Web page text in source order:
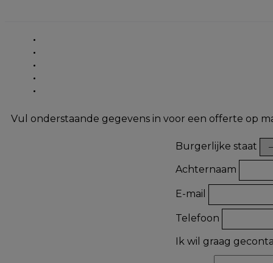
Vul onderstaande gegevens in voor een offerte op
Burgerlijke staat
Achternaam
E-mail
Telefoon
Ik wil graag